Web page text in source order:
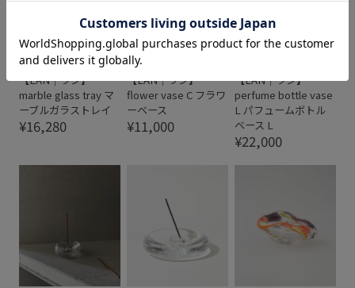
L&B
【LAN｜ラン】
marble glass tray マ
ーブルガラストレイ
¥16,280
L&B
【LAN｜ラン】
flower vase C フラワ
ーベース
¥11,000
【LAN｜ラン】
perfume bottle vase
L パフュームボトル
ベース L
¥22,000